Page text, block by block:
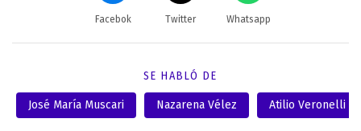
Facebok Twitter Whatsapp
SE HABLÓ DE
José María Muscari Nazarena Vélez Atilio Veronelli